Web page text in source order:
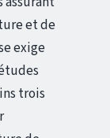
et de
exige
trois